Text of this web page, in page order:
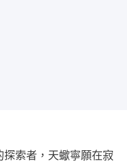
索者，天蠍寧願在寂